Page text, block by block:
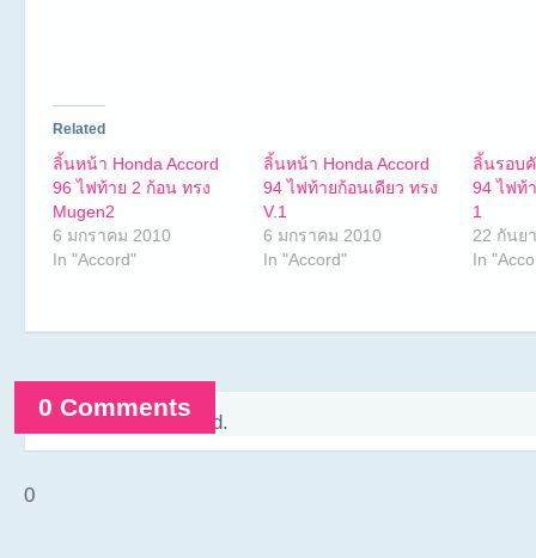
Related
ลิ้นหน้า Honda Accord
96 ไฟท้าย 2 ก้อน ทรง
Mugen2
6 มกราคม 2010
In "Accord"
ลิ้นหน้า Honda Accord
94 ไฟท้ายก้อนเดียว ทรง
V.1
6 มกราคม 2010
In "Accord"
ลิ้นรอบ
94 ไฟท้
1
22 กันย
In
0 Comments
Comments are closed.
0